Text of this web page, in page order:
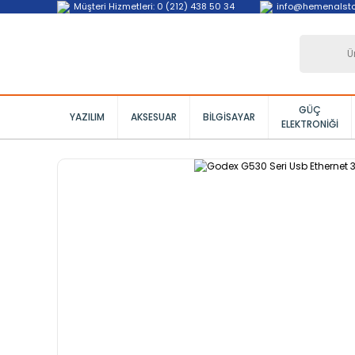
Müşteri Hizmetleri: 0 (212) 438 50 34
YAZILIM AKSESUAR BILGISAYAR
GÜÇ
ELEKTRONIĞI